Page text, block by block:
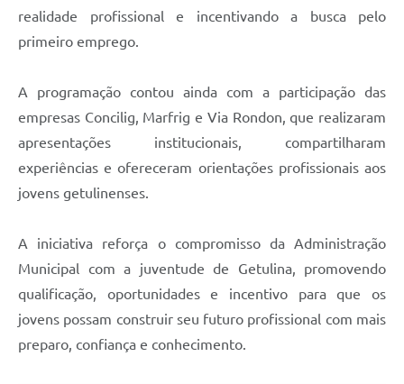
realidade profissional e incentivando a busca pelo
primeiro emprego.
A programação contou ainda com a participação das
empresas Concilig, Marfrig e Via Rondon, que realizaram
apresentações institucionais, compartilharam
experiências e ofereceram orientações profissionais aos
jovens getulinenses.
A iniciativa reforça o compromisso da Administração
Municipal com a juventude de Getulina, promovendo
qualificação, oportunidades e incentivo para que os
jovens possam construir seu futuro profissional com mais
preparo, confiança e conhecimento.